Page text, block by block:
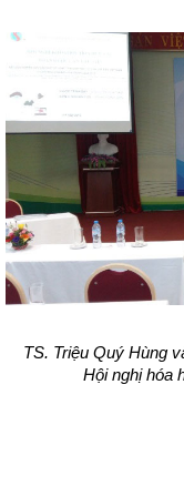
TS. Triệu Quý Hùng
Hội nghị hóa